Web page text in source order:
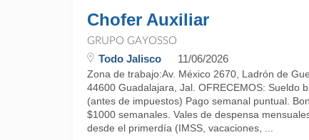
Chofer Auxiliar
GRUPO GAYOSSO
Todo Jalisco 11/06/2026
Zona de trabajo:Av. México 2670, Ladrón de
44600 Guadalajara, Jal. OFRECEMOS: Sueldo
(antes de impuestos) Pago semanal puntual.
$1000 semanales. Vales de despensa
desde el primerdía (IMSS, vacaciones, ...